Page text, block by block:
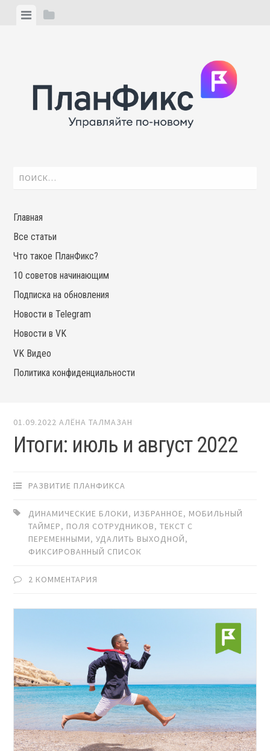
ViewView
Найти:
Главная
Все статьи
Что такое ПланФикс?
10 советов начинающим
Подписка на обновления
Новости в Telegram
Новости в VK
VK Видео
Политика конфиденциальности
01.09.2022 АЛЁНА ТАЛМАЗАН
Итоги: июль и август 2022
РАЗВИТИЕ ПЛАНФИКСА
ДИНАМИЧЕСКИЕ БЛОКИ, ИЗБРАННОЕ, МОБИЛЬНЫЙ
ТАЙМЕР, ПОЛЯ СОТРУДНИКОВ,ТЕКСТ С
ПЕРЕМЕННЫМИ,УДАЛИТЬ ВЫХОДНОЙ,
ФИКСИРОВАННЫЙ СПИСОК
2 КОММЕНТАРИЯ